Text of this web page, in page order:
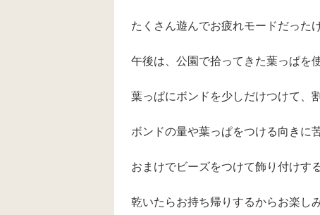
たくさん遊んでお疲れモードだった
午後は、公園で拾ってきた葉っぱを
葉っぱにボンドを少しだけつけて
ボンドの量や葉っぱをつける向きに
おまけでビーズをつけて飾り付けす
乾いたらお持ち帰りするからお楽し